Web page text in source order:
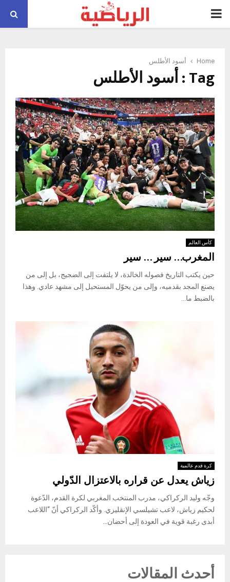
PRIMARY
Home أسود الأطلس
Tag : أسود الأطلس
كأس العالم
المغرب… سير … سير
حين يكتب التاريخ فصوله الخالدة، لا يلتفت إلى الضجيج، بل إلى من
يصنع المجد بقدميه، وإلى من يحوّل المستحيل إلى مشهد عادي. وهذا
بالضبط ما...
كرة قدم عالمية
زياش يعدل عن قراره بالاعتزال الدّولي
وجّه وليد الركراكي، مدرب المنتخب المغربي لكرة القدم، الدّعوة
لحكيم زياش، لاعب تشيلسي الإنقليزي. وأكّد الركراكي أنّ “اللاعب
أبدى رغبة قوية في العودة إلى أحضان...
أحدث المقالات